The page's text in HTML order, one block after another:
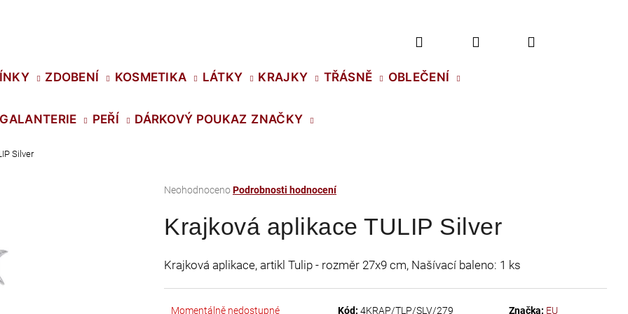
ZDOBENÍ KOSMETIKA LÁTKY KRAJKY TŘÁSNĚ OBLEČENÍ
GALANTERIE PEŘÍ DÁRKOVÝ POUKAZ ZNAČKY
Přihlášení
Silver
Průměrné
produktu
je
z
NeohodnocenoPodrobnosti hodnocení
Krajková aplikace TULIP Silver
Krajková aplikace, artikl Tulip - rozměr 27x9 cm, Našívací baleno: 1 ks
Momentálně nedostupné Kód: 4KRAP/TLP/SLV/279 Značka: EU
Co potřebujete najít?
SWAROVSKI XIRIUS NH SS-16 CRYSTAL
PRECIOSA VIVA12 NH SS-5 CRYSTAL